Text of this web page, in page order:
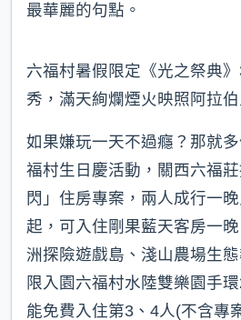
最華麗的句點。
六福村暑假限定《光之祭典
秀，滿天絢爛煙火映照阿拉伯
如果嫌玩一天不過癮？那就
福村生日慶活動，關西六福
閃」住房專案，兩人成行一
起，可入住剛果藍天客房一
洲探險遊戲島、淺山農場生
限入園六福村水陸雙樂園手
能免費入住第3、4人(不含專